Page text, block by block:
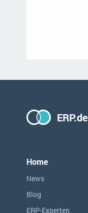
ERP.de
Home
News
Blog
ERP-Experten